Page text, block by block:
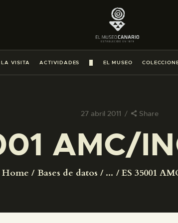
LA VISITA ACTIVIDADES EL MUSEO
27 abril 2011 Share
AMC/
Home Bases de datos ... ES 35001
PREPARAR LA VISITA
ACTIVIDADES
█
COLECCIONES
DIDÁCTICA